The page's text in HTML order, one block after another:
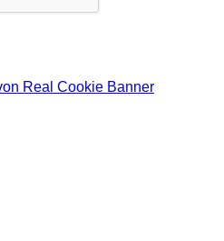
Real Cookie Banner